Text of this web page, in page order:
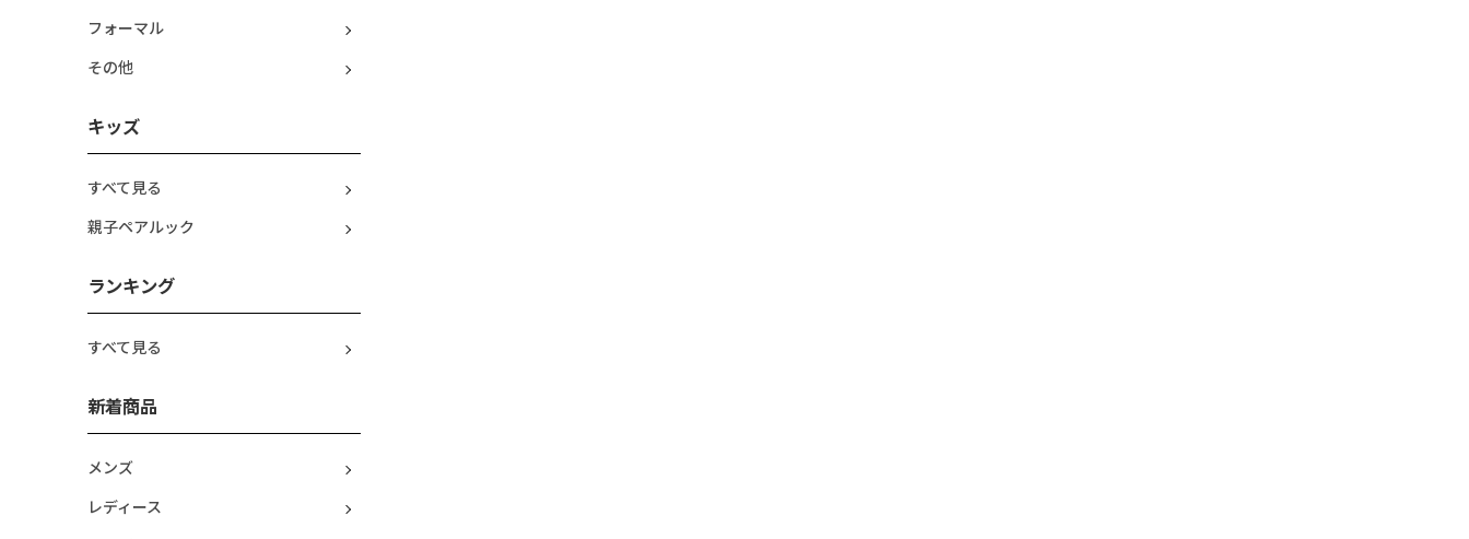
フォーマル
その他
キッズ
すべて見る
親子ペアルック
ランキング
すべて見る
新着商品
メンズ
レディース